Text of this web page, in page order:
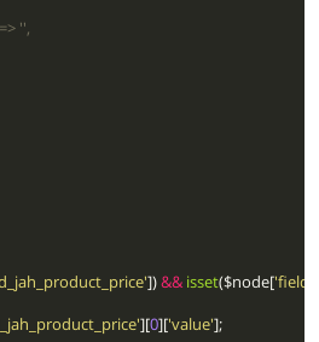
]) &&isset($node[
][0]['value' ];